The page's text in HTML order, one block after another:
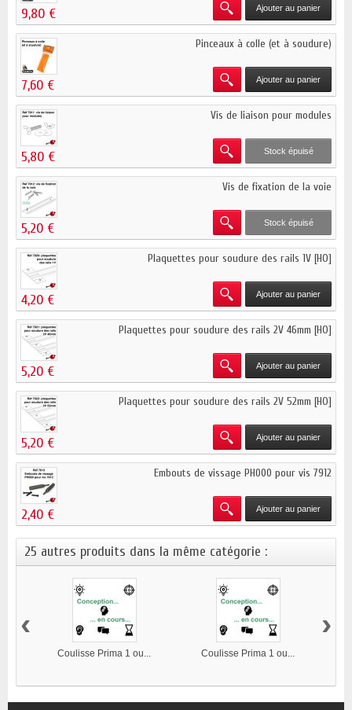
9,80 € Ajouter au panier
Pinceaux à colle (et à soudure)
7,60 € Ajouter au panier
Vis de liaison pour modules
5,80 € Stock épuisé
Vis de fixation de la voie
5,20 € Stock épuisé
Plaquettes pour soudure des rails 1V [HO]
4,20 € Ajouter au panier
Plaquettes pour soudure des rails 2V 46mm [HO]
5,20 € Ajouter au panier
Plaquettes pour soudure des rails 2V 52mm [HO]
5,20 € Ajouter au panier
Embouts de vissage PH000 pour vis 7912
2,40 € Ajouter au panier
25 autres produits dans la même catégorie :
Coulisse Prima 1 ou... Coulisse Prima 1 ou...
‹ ›